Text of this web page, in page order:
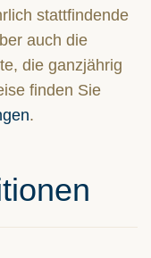
stattfindende
auch die
die ganzjährig
finden Sie
.